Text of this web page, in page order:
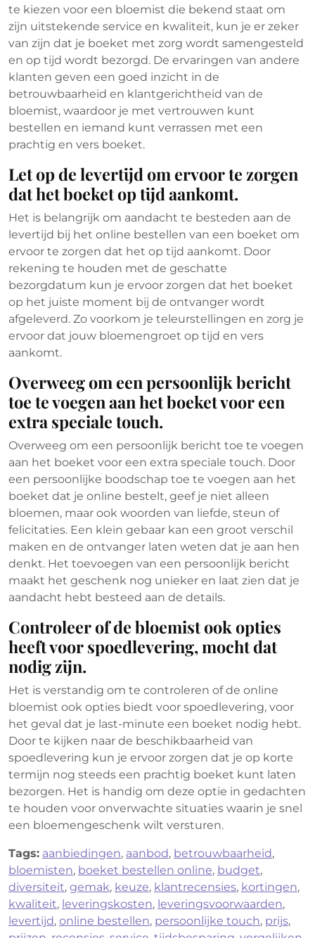
te kiezen voor een bloemist die bekend staat om
zijn uitstekende service en kwaliteit, kun je er zeker
van zijn dat je boeket met zorg wordt samengesteld
en op tijd wordt bezorgd. De ervaringen van andere
klanten geven een goed inzicht in de
betrouwbaarheid en klantgerichtheid van de
bloemist, waardoor je met vertrouwen kunt
bestellen en iemand kunt verrassen met een
prachtig en vers boeket.
Let op de levertijd om ervoor te zorgen
dat het boeket op tijd aankomt.
Het is belangrijk om aandacht te besteden aan de
levertijd bij het online bestellen van een boeket om
ervoor te zorgen dat het op tijd aankomt. Door
rekening te houden met de geschatte
bezorgdatum kun je ervoor zorgen dat het boeket
op het juiste moment bij de ontvanger wordt
afgeleverd. Zo voorkom je teleurstellingen en zorg je
ervoor dat jouw bloemengroet op tijd en vers
aankomt.
Overweeg om een persoonlijk bericht
toe te voegen aan het boeket voor een
extra speciale touch.
Overweeg om een persoonlijk bericht toe te voegen
aan het boeket voor een extra speciale touch. Door
een persoonlijke boodschap toe te voegen aan het
boeket dat je online bestelt, geef je niet alleen
bloemen, maar ook woorden van liefde, steun of
felicitaties. Een klein gebaar kan een groot verschil
maken en de ontvanger laten weten dat je aan hen
denkt. Het toevoegen van een persoonlijk bericht
maakt het geschenk nog unieker en laat zien dat je
aandacht hebt besteed aan de details.
Controleer of de bloemist ook opties
heeft voor spoedlevering, mocht dat
nodig zijn.
Het is verstandig om te controleren of de online
bloemist ook opties biedt voor spoedlevering, voor
het geval dat je last-minute een boeket nodig hebt.
Door te kijken naar de beschikbaarheid van
spoedlevering kun je ervoor zorgen dat je op korte
termijn nog steeds een prachtig boeket kunt laten
bezorgen. Het is handig om deze optie in gedachten
te houden voor onverwachte situaties waarin je snel
een bloemengeschenk wilt versturen.
Tags: aanbiedingen, aanbod, betrouwbaarheid,
bloemisten, boeket bestellen online, budget,
diversiteit, gemak, keuze, klantrecensies, kortingen,
kwaliteit, leveringskosten, leveringsvoorwaarden,
levertijd, online bestellen, persoonlijke touch, prijs,